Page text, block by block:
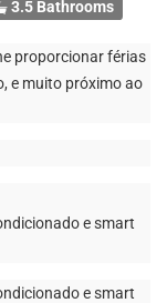
3.5 Bathrooms
proporcionar férias
e muito próximo ao
e smart
e smart